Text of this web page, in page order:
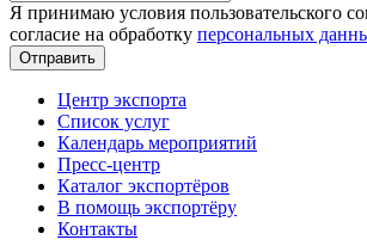
Я принимаю условия пользовательского
согласие на обработку персональных
Отправить
Центр экспорта
Список услуг
Календарь мероприятий
Пресс-центр
Каталог экспортёров
В помощь экспортёру
Контакты